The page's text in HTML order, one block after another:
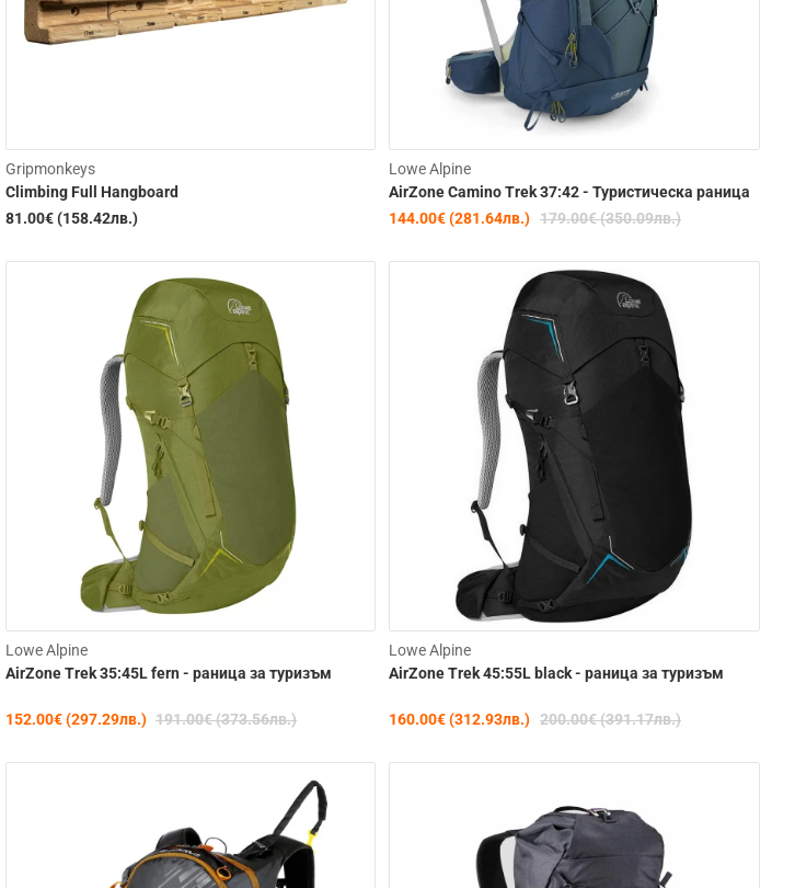
Изчерпана
Gripmonkeys
Climbing Full Hangboard
81.00€ (158.42лв.)
Lowe Alpine
AirZone Camino Trek 37:42 - Туристическа раница
144.00€ (281.64лв.) 179.00€ (350.09лв.)
Lowe Alpine
AirZone Trek 35:45L fern - раница за туризъм
152.00€ (297.29лв.) 191.00€ (373.56лв.)
Lowe Alpine
AirZone Trek 45:55L black - раница за туризъм
160.00€ (312.93лв.) 200.00€ (391.17лв.)